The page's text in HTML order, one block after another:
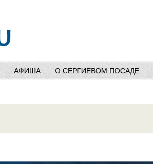
АФИША О СЕРГИЕВОМ ПОСАДЕ